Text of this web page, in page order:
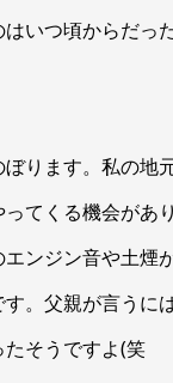
いつ頃からだっ
ります。私の地
てくる機会が
ンジン音や土
。父親が言うに
そうですよ(笑